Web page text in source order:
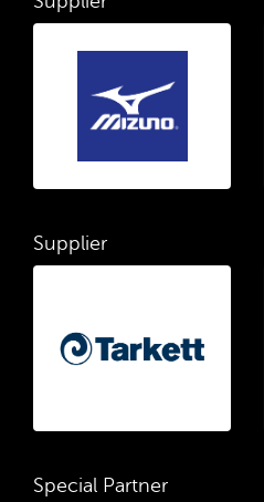
Supplier
Special Partner